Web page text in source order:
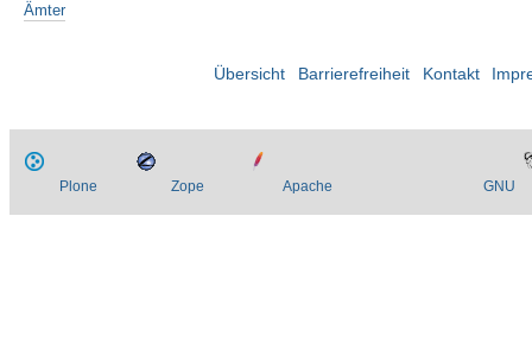
Ämter
Übersicht Barrierefreiheit Kontakt
Plone Zope Apache GNU